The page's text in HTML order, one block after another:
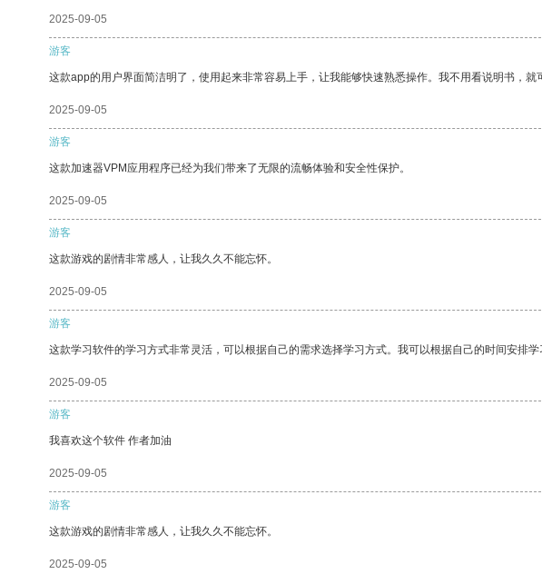
2025-09-05
游客
这款app的用户界面简洁明了，使用起来非常容易上手，让我能够快速熟悉操作。我不用看说明书，就
2025-09-05
游客
这款加速器VPM应用程序已经为我们带来了无限的流畅体验和安全性保护。
2025-09-05
游客
这款游戏的剧情非常感人，让我久久不能忘怀。
2025-09-05
游客
这款学习软件的学习方式非常灵活，可以根据自己的需求选择学习方式。我可以根据自己的时间安排学
2025-09-05
游客
我喜欢这个软件 作者加油
2025-09-05
游客
这款游戏的剧情非常感人，让我久久不能忘怀。
2025-09-05